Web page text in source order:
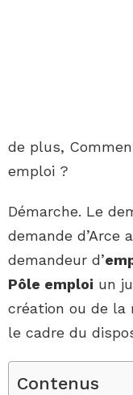
de plus,
emploi ?
Démarche. Le
demande d’Arce
demandeur d’
Pôle emploi un
création ou de la
le cadre du
Contenus